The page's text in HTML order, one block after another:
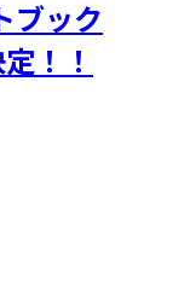
ブック
！！